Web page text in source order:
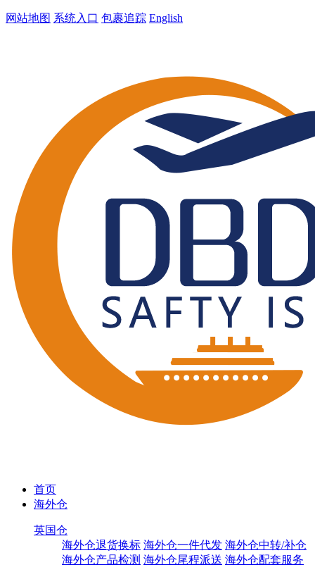
网站地图 系统入口 包裹追踪 English
首页
海外仓
英国仓
海外仓退货换标 海外仓一件代发 海外仓中转/补仓
海外仓产品检测 海外仓尾程派送 海外仓配套服务